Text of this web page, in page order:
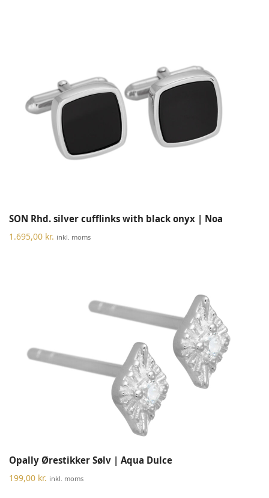
SON Rhd. silver cufflinks with black onyx | Noa
1.695,00 kr. inkl. moms
Opally Ørestikker Sølv | Aqua Dulce
199,00 kr. inkl. moms